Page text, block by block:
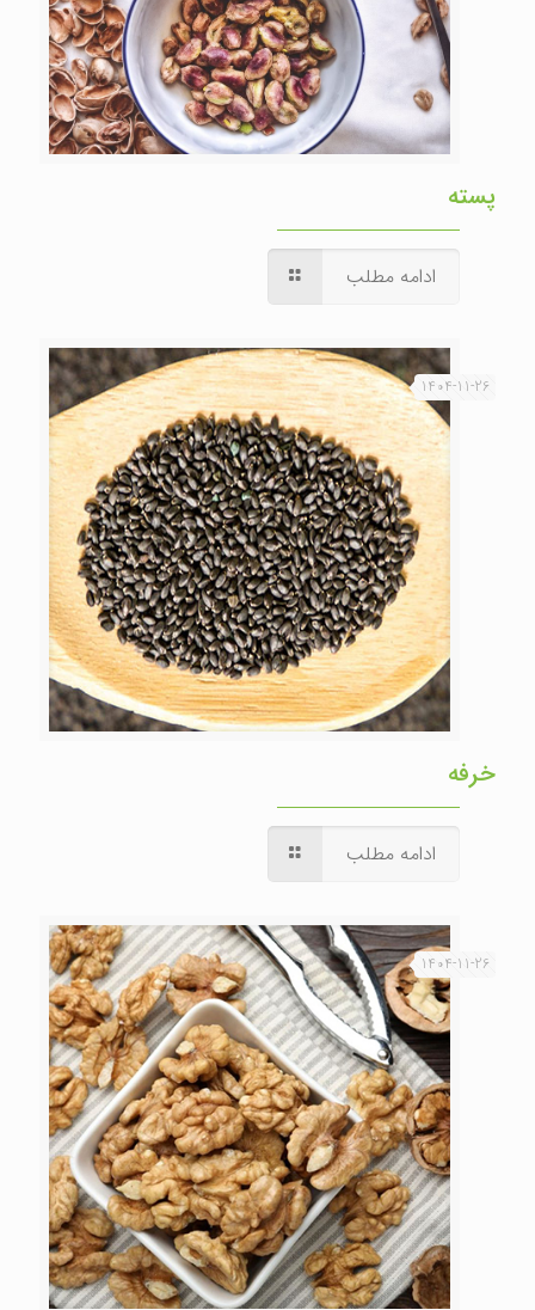
پسته
ادامه مطلب
1404-11-26
خرفه
ادامه مطلب
1404-11-26